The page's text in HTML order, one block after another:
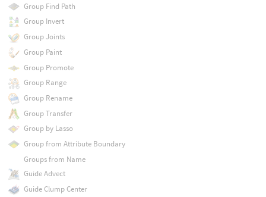
Group Find Path
Group Invert
Group Joints
Group Paint
Group Promote
Group Range
Group Rename
Group Transfer
Group by Lasso
Group from Attribute Boundary
Groups from Name
Guide Advect
Guide Clump Center